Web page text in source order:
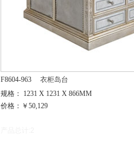
F8604-963
衣柜岛台
规格： 1231 X 1231 X 866MM
价格：￥50,129